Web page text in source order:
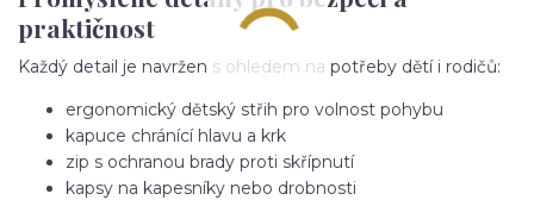
praktičnost
Každý detail je navržen s ohledem na potřeby dětí i rodičů:
ergonomický dětský střih pro volnost pohybu
kapuce chránící hlavu a krk
zip s ochranou brady proti skřípnutí
kapsy na kapesníky nebo drobnosti